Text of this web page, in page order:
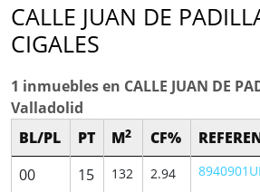
CALLE JUAN DE
CIGALES
1 inmuebles en CALLE JUAN DE
Valladolid
BL/PL
PT M2 CF%
00
15 132 2.94